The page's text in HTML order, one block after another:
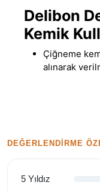
Delibon
Kemik
Çiğneme
alınarak
DEĞERLENDIRME
5 Yıldız